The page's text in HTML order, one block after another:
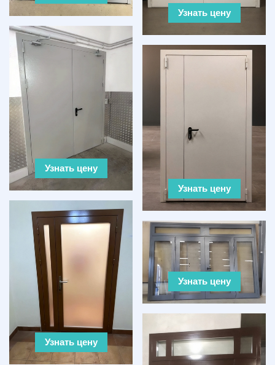
Узнать цену
Узнать цену
Узнать цену
Узнать цену
Узнать цену